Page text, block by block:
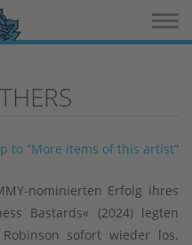
to “More items of this artist”
nominierten Erfolg ihres
Bastards« (2024) legten
sofort wieder los.